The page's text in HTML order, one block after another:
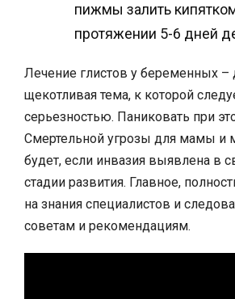
пижмы залить
протяжении 5-6 дней
Лечение глистов у беременных –
щекотливая тема, к которой
серьезностью. Паниковать при
Смертельной угрозы для мамы и
будет, если инвазия выявлена в
стадии развития. Главное,
на знания специалистов и
советам и рекомендациям.